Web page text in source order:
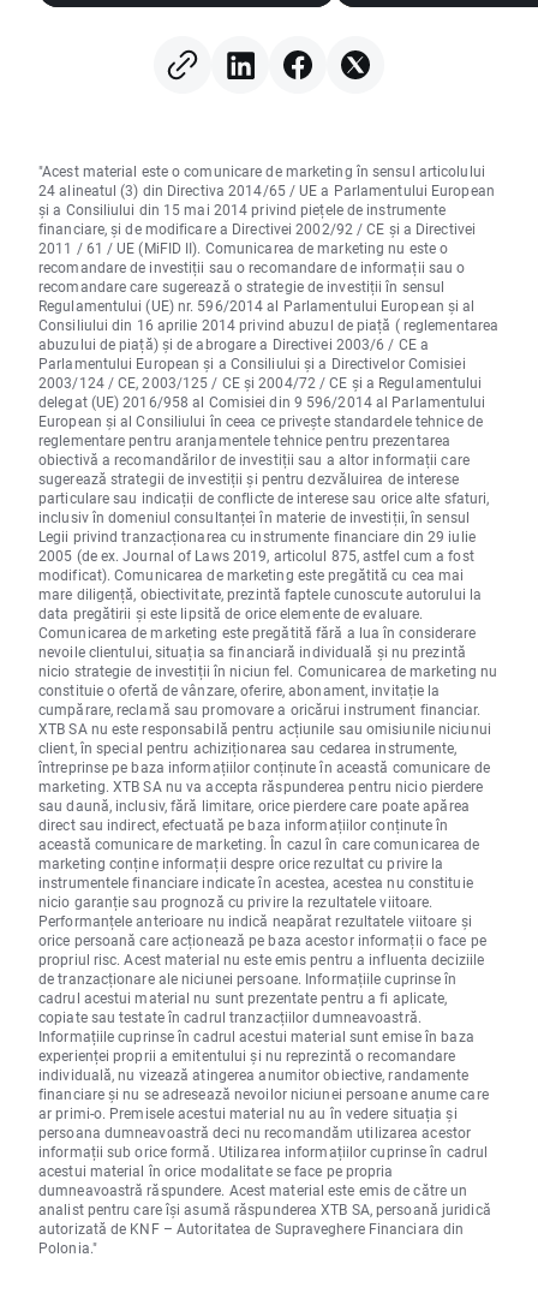
prețului petrolului
în urmă 🚩
în scădere cu 12%
"Acest material este o comunicare de marketing în sensul articolului
24 alineatul (3) din Directiva 2014/65 / UE a Parlamentului European
și a Consiliului din 15 mai 2014 privind piețele de instrumente
financiare, și de modificare a Directivei 2002/92 / CE și a Directivei
2011 / 61 / UE (MiFID II). Comunicarea de marketing nu este o
recomandare de investiții sau o recomandare de informații sau o
recomandare care sugerează o strategie de investiții în sensul
Regulamentului (UE) nr. 596/2014 al Parlamentului European și al
Consiliului din 16 aprilie 2014 privind abuzul de piață ( reglementarea
abuzului de piață) și de abrogare a Directivei 2003/6 / CE a
Parlamentului European și a Consiliului și a Directivelor Comisiei
2003/124 / CE, 2003/125 / CE și 2004/72 / CE și a Regulamentului
delegat (UE) 2016/958 al Comisiei din 9 596/2014 al Parlamentului
European și al Consiliului în ceea ce privește standardele tehnice de
reglementare pentru aranjamentele tehnice pentru prezentarea
obiectivă a recomandărilor de investiții sau a altor informații care
sugerează strategii de investiții și pentru dezvăluirea de interese
particulare sau indicații de conflicte de interese sau orice alte sfaturi,
inclusiv în domeniul consultanței în materie de investiții, în sensul
Legii privind tranzacționarea cu instrumente financiare din 29 iulie
2005 (de ex. Journal of Laws 2019, articolul 875, astfel cum a fost
modificat). Comunicarea de marketing este pregătită cu cea mai
mare diligență, obiectivitate, prezintă faptele cunoscute autorului la
data pregătirii și este lipsită de orice elemente de evaluare.
Comunicarea de marketing este pregătită fără a lua în considerare
nevoile clientului, situația sa financiară individuală și nu prezintă
nicio strategie de investiții în niciun fel. Comunicarea de marketing nu
constituie o ofertă de vânzare, oferire, abonament, invitație la
cumpărare, reclamă sau promovare a oricărui instrument financiar.
XTB SA nu este responsabilă pentru acțiunile sau omisiunile niciunui
client, în special pentru achiziționarea sau cedarea instrumente,
întreprinse pe baza informațiilor conținute în această comunicare de
marketing. XTB SA nu va accepta răspunderea pentru nicio pierdere
sau daună, inclusiv, fără limitare, orice pierdere care poate apărea
direct sau indirect, efectuată pe baza informațiilor conținute în
această comunicare de marketing. În cazul în care comunicarea de
marketing conține informații despre orice rezultat cu privire la
instrumentele financiare indicate în acestea, acestea nu constituie
nicio garanție sau prognoză cu privire la rezultatele viitoare.
Performanțele anterioare nu indică neapărat rezultatele viitoare și
orice persoană care acționează pe baza acestor informații o face pe
propriul risc. Acest material nu este emis pentru a influenta deciziile
de tranzacționare ale niciunei persoane. Informațiile cuprinse în
cadrul acestui material nu sunt prezentate pentru a fi aplicate,
copiate sau testate în cadrul tranzacțiilor dumneavoastră.
Informațiile cuprinse în cadrul acestui material sunt emise în baza
experienței proprii a emitentului și nu reprezintă o recomandare
individuală, nu vizează atingerea anumitor obiective, randamente
financiare și nu se adresează nevoilor niciunei persoane anume care
ar primi-o. Premisele acestui material nu au în vedere situația și
persoana dumneavoastră deci nu recomandăm utilizarea acestor
informații sub orice formă. Utilizarea informațiilor cuprinse în cadrul
acestui material în orice modalitate se face pe propria
dumneavoastră răspundere. Acest material este emis de către un
analist pentru care își asumă răspunderea XTB SA, persoană juridică
autorizată de KNF – Autoritatea de Supraveghere Financiara din
Polonia."